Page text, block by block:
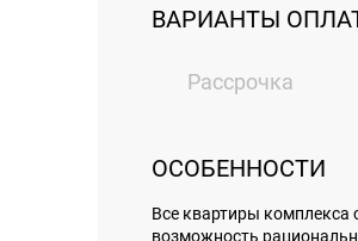
ВАРИАНТЫ
Рассрочка
ОСОБЕННОСТИ
Все квартиры
возможность